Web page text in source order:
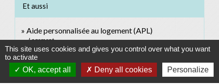
Et aussi
Aide personnalisée au logement (APL)
Logement
Allocation de logement familiale (ALF)
Logement
Allocation de logement sociale (ALS)
This site uses cookies and gives you control over what you want
to activate
OK, accept all
Deny all cookies Personalize